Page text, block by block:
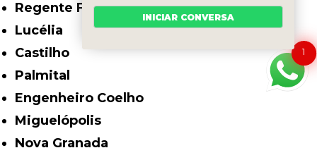
Regente Feijó
Lucélia
Castilho
Palmital
Engenheiro Coelho
Miguelópolis
Nova Granada
1
INICIAR CONVERSA